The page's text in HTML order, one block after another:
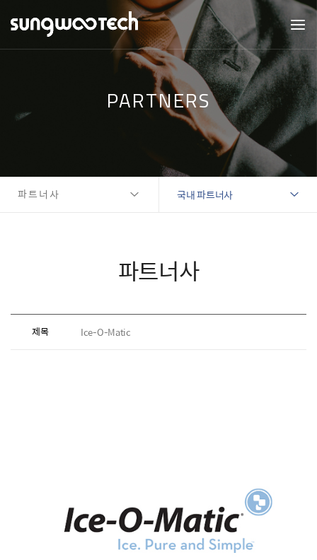
PARTNERS
파트너사 국내 파트너사
파트너사
제목 Ice-O-Matic